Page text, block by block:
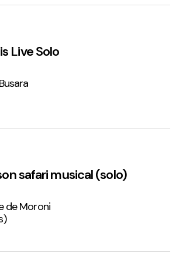
Live Solo
safari musical (solo)
de Moroni